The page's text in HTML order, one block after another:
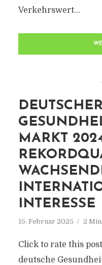
Verkehrswert...
DEUTSCHER
MARKT
INTERESSE
15. Februar 2025 2
Click to rate this
deutsche